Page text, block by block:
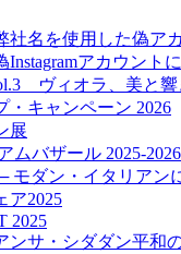
社名を使用した偽
Instagramアカウント
ヴィオラ、美と響
・キャンペーン 2026
展
ムバザール 2025-2026
モダン・イタリアン
ア2025
2025
ンサ・シダダン平和